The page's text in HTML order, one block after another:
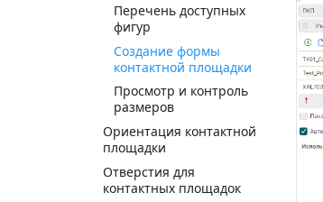
Перечень доступных
фигур
Создание формы
контактной площадки
Просмотр и контроль
размеров
Ориентация контактной
площадки
Отверстия для
контактных площадок